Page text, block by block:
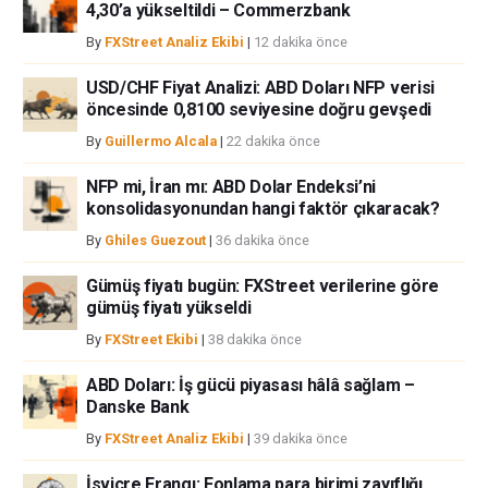
herhangi bir kayıp ya da hasar için sorumluluk kabul etmemektedir.
4,30’a yükseltildi – Commerzbank
By FXStreet Analiz Ekibi | 12 dakika önce
USD/CHF Fiyat Analizi: ABD Doları NFP verisi
öncesinde 0,8100 seviyesine doğru gevşedi
By Guillermo Alcala | 22 dakika önce
NFP mi, İran mı: ABD Dolar Endeksi’ni
konsolidasyonundan hangi faktör çıkaracak?
By Ghiles Guezout | 36 dakika önce
Gümüş fiyatı bugün: FXStreet verilerine göre
gümüş fiyatı yükseldi
By FXStreet Ekibi | 38 dakika önce
ABD Doları: İş gücü piyasası hâlâ sağlam –
Danske Bank
By FXStreet Analiz Ekibi | 39 dakika önce